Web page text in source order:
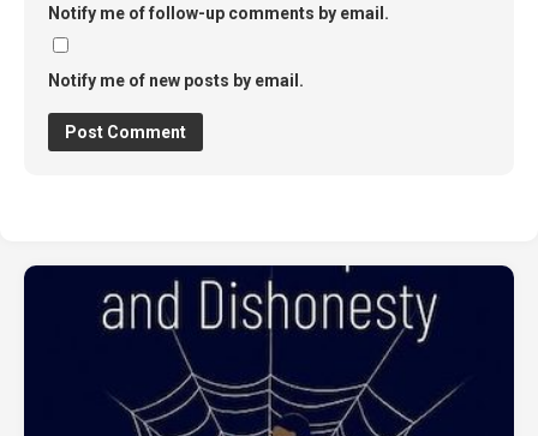
Notify me of follow-up comments by email.
Notify me of new posts by email.